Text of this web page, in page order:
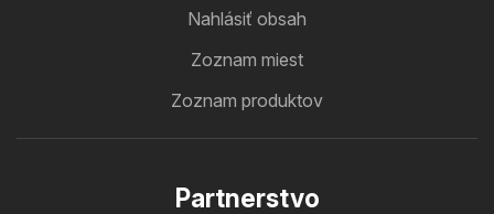
Nahlásiť obsah
Zoznam miest
Zoznam produktov
Partnerstvo